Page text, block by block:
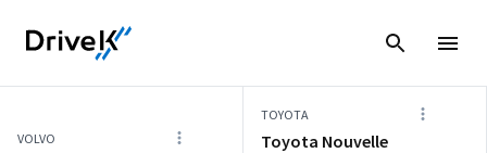
VOLVO
TOYOTA
Toyota Nouvelle